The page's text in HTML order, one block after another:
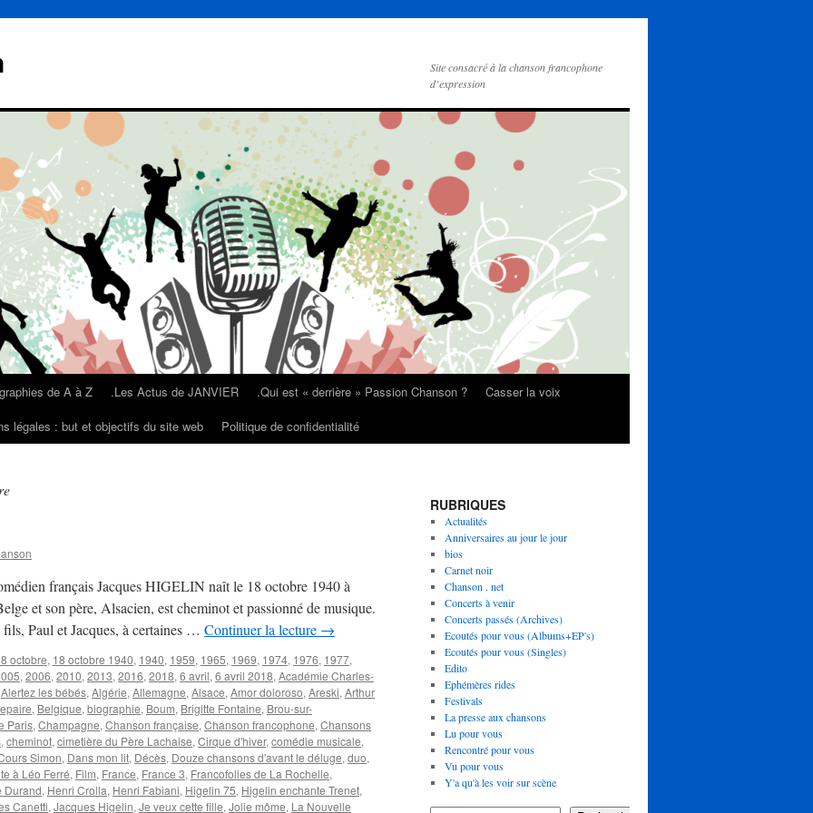
Site consacré à la chanson francophone
d’expression
de A à Z .Les Actus de JANVIER .Qui est « derrière » Passion Chanson ?
Casser la voix
légales : but et objectifs du site web Politique de confidentialité
français Jacques HIGELIN naît le 18 octobre 1940 à
et son père, Alsacien, est cheminot et passionné de musique.
Paul et Jacques, à certaines … Continuer la lecture →
octobre, 18 octobre 1940, 1940, 1959, 1965, 1969, 1974, 1976, 1977,
, 2006, 2010, 2013, 2016, 2018, 6 avril, 6 avril 2018, Académie Charles-
Alertez les bébés, Algérie, Allemagne, Alsace, Amor doloroso, Areski, Arthur
, Belgique, biographie, Boum, Brigitte Fontaine, Brou-sur-
Paris, Champagne, Chanson française, Chanson francophone, Chansons
, cheminot, cimetière du Père Lachaise, Cirque d'hiver, comédie musicale,
Simon, Dans mon lit, Décès, Douze chansons d'avant le déluge, duo,
à Léo Ferré, Film, France, France 3, Francofolies de La Rochelle,
Durand, Henri Crolla, Henri Fabiani, Higelin 75, Higelin enchante Trenet,
Canetti, Jacques Higelin, Je veux cette fille, Jolie môme, La Nouvelle
RUBRIQUES
Actualités
Anniversaires au jour le jour
bios
Carnet noir
Chanson . net
Concerts à venir
Concerts passés (Archives)
Ecoutés pour vous (Albums+EP's)
Ecoutés pour vous (Singles)
Edito
Ephémères rides
Festivals
La presse aux chansons
Lu pour vous
Rencontré pour vous
Vu pour vous
Y'a qu'à les voir sur scène